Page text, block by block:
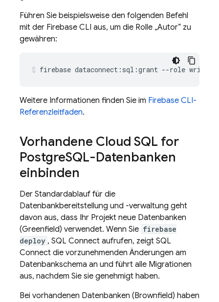
Führen Sie beispielsweise den folgenden Befehl
mit der Firebase CLI aus, um die Rolle „Autor“ zu
gewähren:
firebase dataconnect:sql:grant --role writer
Weitere Informationen finden Sie im Firebase CLI-
Referenzleitfaden.
Vorhandene Cloud SQL for
PostgreSQL-Datenbanken
einbinden
Der Standardablauf für die
Datenbankbereitstellung und -verwaltung geht
davon aus, dass Ihr Projekt neue Datenbanken
(Greenfield) verwendet. Wenn Sie firebase
deploy , SQL Connect aufrufen, zeigt SQL
Connect die vorzunehmenden Änderungen am
Datenbankschema an und führt alle Migrationen
aus, nachdem Sie sie genehmigt haben.
Bei vorhandenen Datenbanken (Brownfield) haben